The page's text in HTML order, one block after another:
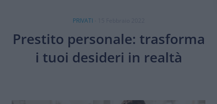
PRIVATI
Prestito personale: trasforma
i tuoi desideri in realtà